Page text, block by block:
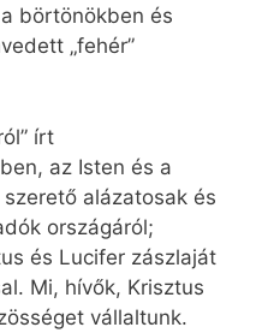
börtönökben és
„fehér”
írt
az Isten és a
alázatosak és
országáról;
és Lucifer zászlaját
Mi, hívők, Krisztus
vállaltunk.